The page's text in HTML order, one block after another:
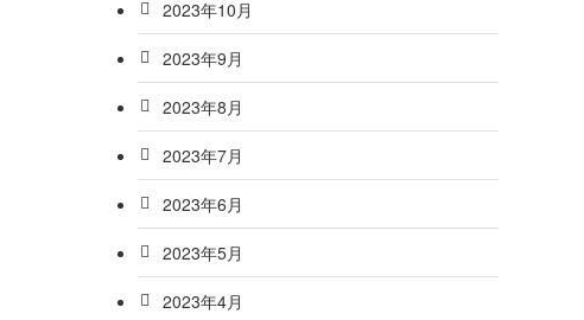
2023年10月
2023年9月
2023年8月
2023年7月
2023年6月
2023年5月
2023年4月